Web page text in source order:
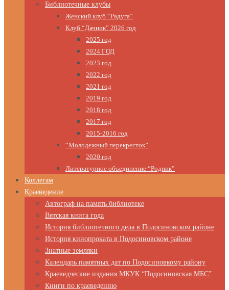
Библиотечные клубы
Женский клуб “Радуга”
Клуб “Дачник” 2026 год
2025 год
2024 ГОД
2023 год
2022 год
2021 год
2019 год
2018 год
2017 год
2015-2016 год
“Молодежный перекресток”
2020 год
Литературное объединение “Родник”
Коллегам
Краеведение
Автограф на память библиотеке
Вятская книга года
История библиотечного дела в Подосиновском районе
История кинопроката в Подосиновском районе
Знатные земляки
Календарь памятных дат по Подосиновкому району
Краеведческие издания МКУК “Подосиновская МБС”
Книги по краеведению